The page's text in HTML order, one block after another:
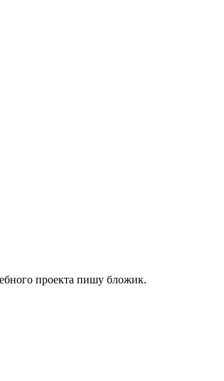
проекта пишу бложик.